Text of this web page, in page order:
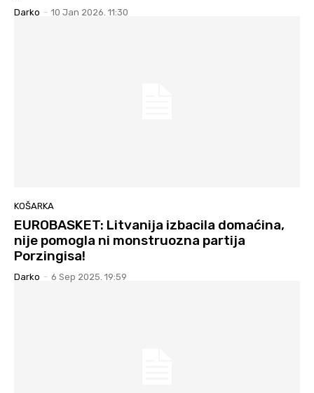
Darko - 10 Jan 2026. 11:30
KOŠARKA
EUROBASKET: Litvanija izbacila domaćina,
nije pomogla ni monstruozna partija
Porzingisa!
Darko - 6 Sep 2025. 19:59